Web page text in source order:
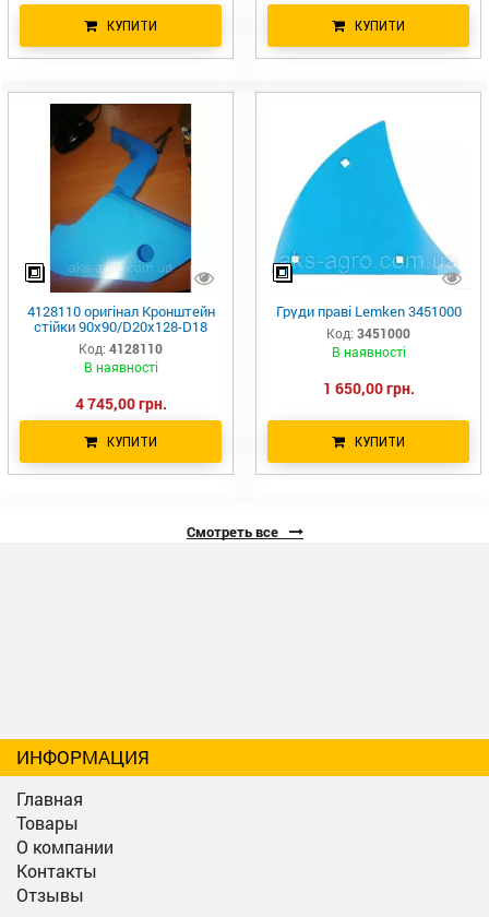
КУПИТИ КУПИТИ
4128110 оригінал Кронштейн
стійки 90x90/D20x128-D18
Код: 4128110
В наявності
4 745,00 грн.
КУПИТИ
Груди праві Lemken 3451000
Код: 3451000
В наявності
1 650,00 грн.
КУПИТИ
Смотреть все
ИНФОРМАЦИЯ
Главная
Товары
О компании
Контакты
Отзывы